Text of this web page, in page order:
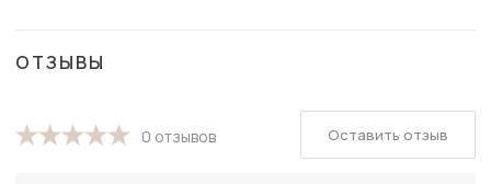
ОТЗЫВЫ
0 отзывов Оставить отзыв